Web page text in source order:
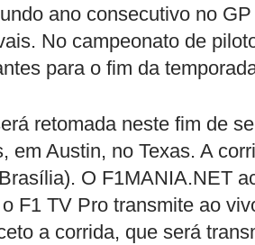
ano consecutivo no
No campeonato de
para o fim da
retomada neste fim de
em Austin, no Texas. A
O F1MANIA.NET
F1 TV Pro transmite ao
a corrida, que será